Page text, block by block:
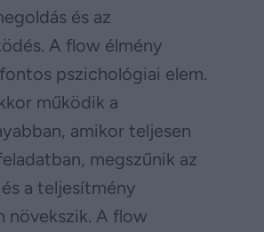
és az
A flow élmény
pszichológiai elem.
működik a
amikor teljesen
megszűnik az
a teljesítmény
növekszik. A flow